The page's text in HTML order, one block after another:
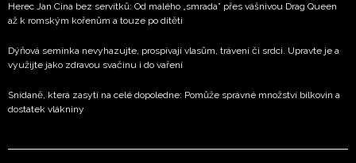
Herec Jan Cina bez servítků: Od malého „smrada” přes vášnivou Drag Queen
až k romským kořenům a touze po dítěti
Dýňová semínka nevyhazujte, prospívají vlasům, trávení či srdci. Upravte je a
využijte jako zdravou svačinu i do vaření
Snídaně, která zasytí na celé dopoledne: Pomůže správné množství bílkovin a
dostatek vlákniny